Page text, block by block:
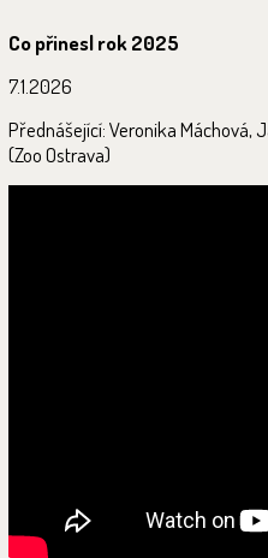
Co přinesl rok 2025
7.1.2026
Přednášející: Veronika Máchová,
(Zoo Ostrava)